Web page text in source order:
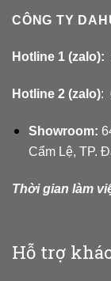
CÔNG TY
Hotline 1 (zalo):
Hotline 2 (zalo):
Showroom:
Cẩm Lệ, TP.
Thời gian làm
Hỗ trợ